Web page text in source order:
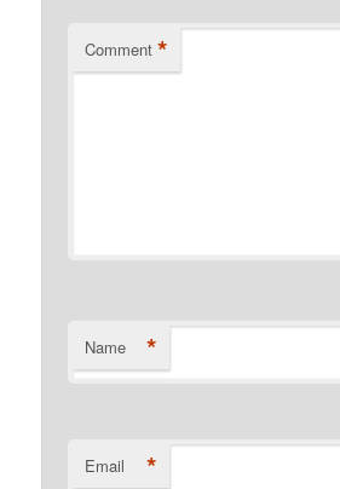
Comment *
Name *
Email *